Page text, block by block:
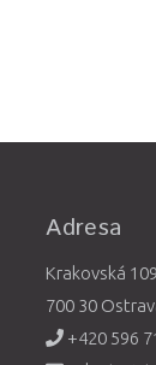
Adresa
Krakovská
700 30
+420 596